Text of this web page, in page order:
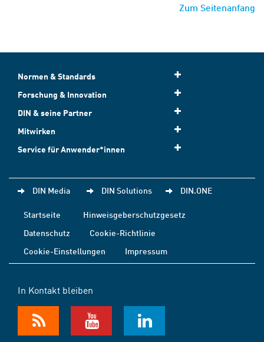
Zum Seitenanfang
Normen & Standards
Forschung & Innovation
DIN & seine Partner
Mitwirken
Service für Anwender*innen
DIN Media DIN Solutions DIN.ONE
Startseite
Hinweisgeberschutzgesetz
Datenschutz
Cookie-Richtlinie
Cookie-Einstellungen
Impressum
In Kontakt bleiben